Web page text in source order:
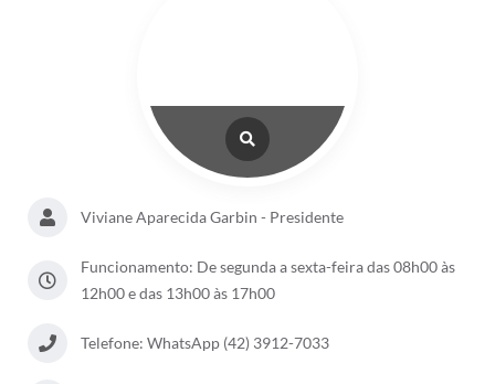
PROGRAMA DE INCUBAÇÃO DA INCUBADORA DE STARTUPS
Solicitação de Remoção 2025/2026: Instituições Escolares
Chamamento Público para Artistas Locais
Agência do Trabalhador
Viviane Aparecida Garbin - Presidente
Funcionamento: De segunda a sexta-feira das 08h00 às
12h00 e das 13h00 às 17h00
Telefone: WhatsApp (42) 3912-7033